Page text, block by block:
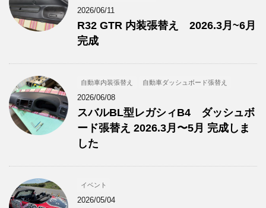
2026/06/11
R32 GTR 内装張替え 2026.3月~6月
完成
自動車内装張替え 自動車ダッシュボード張替え
2026/06/08
スバルBL型レガシィB4 ダッシュボ
ード張替え 2026.3月〜5月 完成しま
した
イベント
2026/05/04